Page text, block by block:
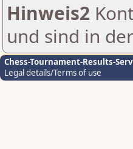
Hinweis2
und sind in
Chess-Tournament-Results-
Legal details/Terms of use